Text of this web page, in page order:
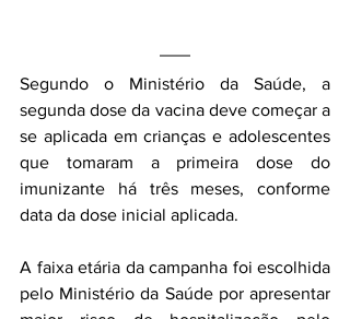
Segundo o Ministério da Saúde, a
segunda dose da vacina deve começar a
se aplicada em crianças e adolescentes
que tomaram a primeira dose do
imunizante há três meses, conforme
data da dose inicial aplicada.
A faixa etária da campanha foi escolhida
pelo Ministério da Saúde por apresentar